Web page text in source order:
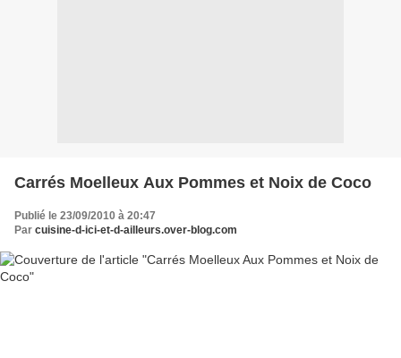
Carrés Moelleux Aux Pommes et Noix de Coco
Publié le 23/09/2010 à 20:47
Par cuisine-d-ici-et-d-ailleurs.over-blog.com